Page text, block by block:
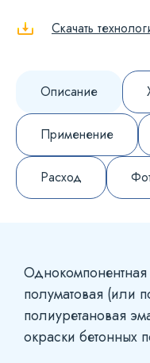
Скачать
Описание
Применение
Расход
Однокомпонентная
полуматовая (или
полиуретановая
окраски бетонных